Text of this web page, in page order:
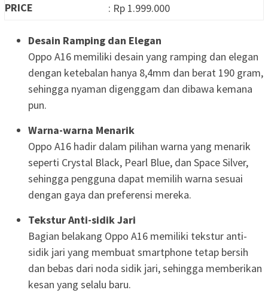
PRICE
: Rp 1.999.000
Desain Ramping dan Elegan
Oppo A16 memiliki desain yang ramping dan elegan
dengan ketebalan hanya 8,4mm dan berat 190 gram,
sehingga nyaman digenggam dan dibawa kemana
pun.
Warna-warna Menarik
Oppo A16 hadir dalam pilihan warna yang menarik
seperti Crystal Black, Pearl Blue, dan Space Silver,
sehingga pengguna dapat memilih warna sesuai
dengan gaya dan preferensi mereka.
Tekstur Anti-sidik Jari
Bagian belakang Oppo A16 memiliki tekstur anti-
sidik jari yang membuat smartphone tetap bersih
dan bebas dari noda sidik jari, sehingga memberikan
kesan yang selalu baru.